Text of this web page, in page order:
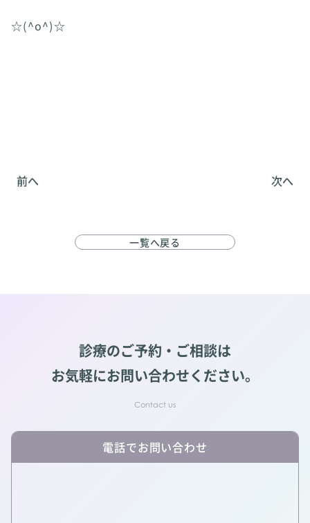
☆(^o^)☆
前へ 次へ
一覧へ戻る
診療のご予約・ご相談は
お気軽にお問い合わせください。
電話でお問い合わせ